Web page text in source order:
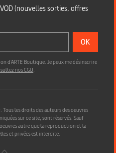
(nouvelles sorties, offres
OK
d'ARTE Boutique. Je peux me désinscrire
nos CGU.
les droits des auteurs des oeuvres
sur ce site, sont réservés. Sauf
autre que la reproduction et la
et privées est interdite.